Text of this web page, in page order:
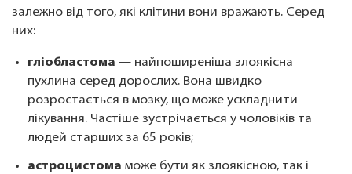
залежно від того, які клітини вони вражають. Серед
них:
гліобластома — найпоширеніша злоякісна
пухлина серед дорослих. Вона швидко
розростається в мозку, що може ускладнити
лікування. Частіше зустрічається у чоловіків та
людей старших за 65 років;
астроцистома може бути як злоякісною, так і